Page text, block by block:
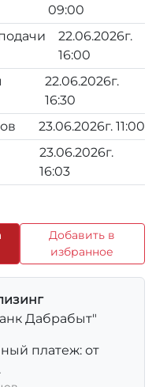
09:00
22.06.2026г.
16:00
22.06.2026г.
16:30
23.06.2026г. 11:00
23.06.2026г.
16:03
Добавить в
избранное
Дабрабыт"
платеж: от